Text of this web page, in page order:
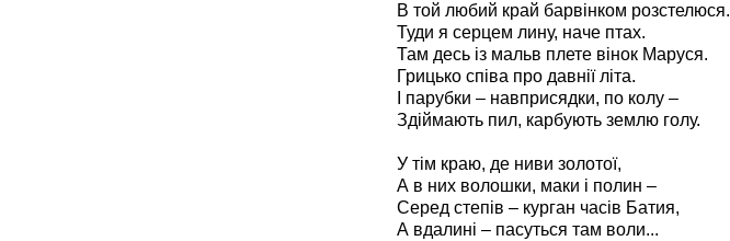
В той любий край барвінком розстелюся.
Туди я серцем лину, наче птах.
Там десь із мальв плете вінок Маруся.
Грицько співа про давнії літа.
І парубки – навприсядки, по колу –
Здіймають пил, карбують землю голу.
У тім краю, де ниви золотої,
А в них волошки, маки і полин –
Серед степів – курган часів Батия,
А вдалині – пасуться там воли...